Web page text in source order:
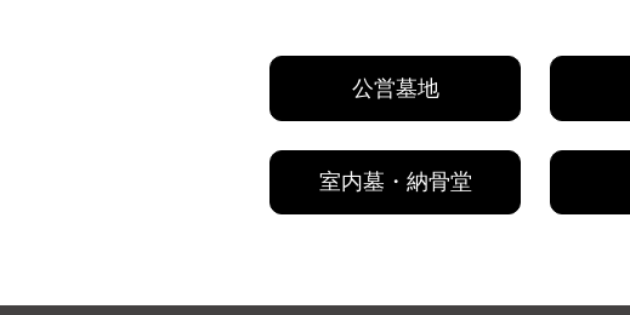
公営墓地
室内墓・納骨堂